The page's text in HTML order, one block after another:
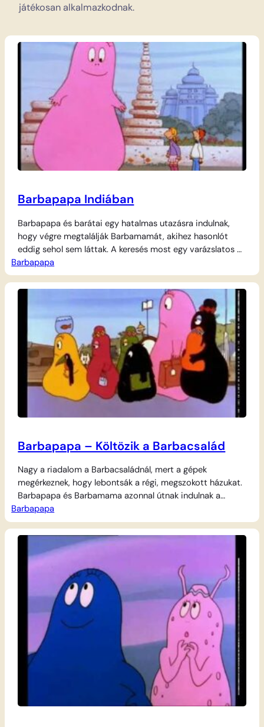
játékosan alkalmazkodnak.
Barbapapa Indiában
Barbapapa és barátai egy hatalmas utazásra indulnak,
hogy végre megtalálják Barbamamát, akihez hasonlót
eddig sehol sem láttak. A keresés most egy varázslatos és
távoli országba, Indiába vezeti őket, ahol különleges
kalandok várják a csapatot. Találkoznak hatalmas
elefántokkal és kanyargó kígyókkal, sőt, Barbapapa még a
fakírok különleges trükkjeit is megcsodálja. A színes
paloták és a hangulatos…
Barbapapa
Barbapapa – Költözik a Barbacsalád
Nagy a riadalom a Barbacsaládnál, mert a gépek
megérkeznek, hogy lebontsák a régi, megszokott házukat.
Barbapapa és Barbamama azonnal útnak indulnak a
kicsikkel, hogy egy biztonságos és kényelmes új otthont
találjanak. A városi lakások túl szűknek bizonyulnak a
színes társaságnak, és a füstös gyárak környéke sem
tetszik senkinek. Hosszú vándorlás után végül egy
csodálatos, zöldellő…
Barbapapa